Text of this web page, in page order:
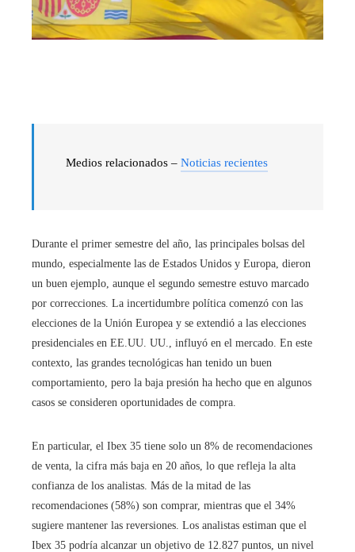
Medios relacionados – Noticias recientes
Durante el primer semestre del año, las principales bolsas del
mundo, especialmente las de Estados Unidos y Europa, dieron
un buen ejemplo, aunque el segundo semestre estuvo marcado
por correcciones. La incertidumbre política comenzó con las
elecciones de la Unión Europea y se extendió a las elecciones
presidenciales en EE.UU. UU., influyó en el mercado. En este
contexto, las grandes tecnológicas han tenido un buen
comportamiento, pero la baja presión ha hecho que en algunos
casos se consideren oportunidades de compra.
En particular, el Ibex 35 tiene solo un 8% de recomendaciones
de venta, la cifra más baja en 20 años, lo que refleja la alta
confianza de los analistas. Más de la mitad de las
recomendaciones (58%) son comprar, mientras que el 34%
sugiere mantener las reversiones. Los analistas estiman que el
Ibex 35 podría alcanzar un objetivo de 12.827 puntos, un nivel